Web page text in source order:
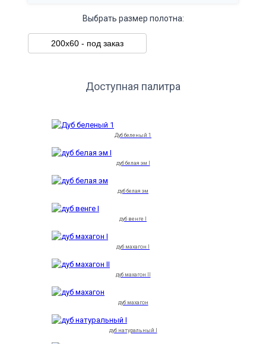
Выбрать размер полотна:
200х60 - под заказ
Доступная палитра
Дуб беленый 1
дуб белая эм I
дуб белая эм
дуб венге I
дуб махагон I
дуб махагон II
дуб махагон
дуб натуральный I